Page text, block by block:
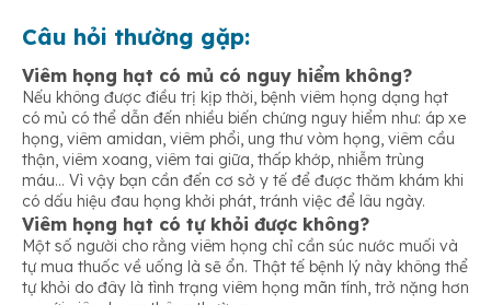
Câu hỏi thường gặp:
Viêm họng hạt có mủ có nguy hiểm không?
Nếu không được điều trị kịp thời, bệnh viêm họng dạng hạt
có mủ có thể dẫn đến nhiều biến chứng nguy hiểm như: áp xe
họng, viêm amidan, viêm phổi, ung thư vòm họng, viêm cầu
thận, viêm xoang, viêm tai giữa, thấp khớp, nhiễm trùng
máu… Vì vậy bạn cần đến cơ sở y tế để được thăm khám khi
có dấu hiệu đau họng khởi phát, tránh việc để lâu ngày.
Viêm họng hạt có tự khỏi được không?
Một số người cho rằng viêm họng chỉ cần súc nước muối và
tự mua thuốc về uống là sẽ ổn. Thật tế bệnh lý này không thể
tự khỏi do đây là tình trạng viêm họng mãn tính, trở nặng hơn